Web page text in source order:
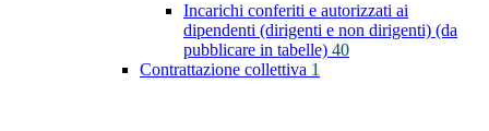
Incarichi conferiti e autorizzati ai
dipendenti (dirigenti e non dirigenti) (da
pubblicare in tabelle) 40
Contrattazione collettiva 1